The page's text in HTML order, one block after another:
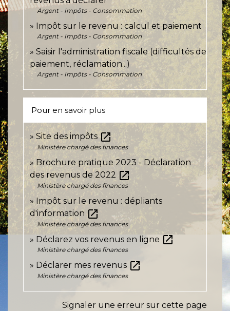
Argent - Impôts - Consommation
Impôt sur le revenu : calcul et paiement
Argent - Impôts - Consommation
Saisir l'administration fiscale (difficultés de
paiement, réclamation...)
Argent - Impôts - Consommation
Pour en savoir plus
Site des impôtsopen_in_new
Ministère chargé des finances
Brochure pratique 2023 - Déclaration
des revenus de 2022 open_in_new
Ministère chargé des finances
Impôt sur le revenu : dépliants
d'information open_in_new
Ministère chargé des finances
Déclarez vos revenus en ligne open_in_new
Ministère chargé des finances
Déclarer mes revenus open_in_new
Ministère chargé des finances
Signaler une erreur sur cette page